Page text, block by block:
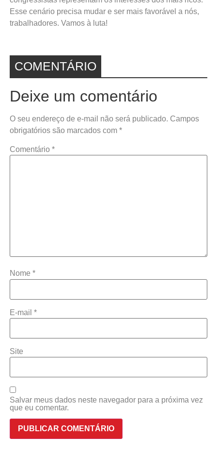
Esse cenário precisa mudar e ser mais favorável a nós,
trabalhadores. Vamos à luta!
COMENTÁRIO
Deixe um comentário
O seu endereço de e-mail não será publicado. Campos
obrigatórios são marcados com *
Comentário *
Nome *
E-mail *
Site
Salvar meus dados neste navegador para a próxima vez
que eu comentar.